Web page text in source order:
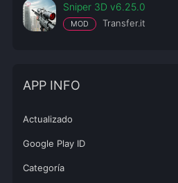
Sniper 3D v6.25.0
MOD Transfer.it
APP INFO
Actualizado
Google Play ID
Categoría